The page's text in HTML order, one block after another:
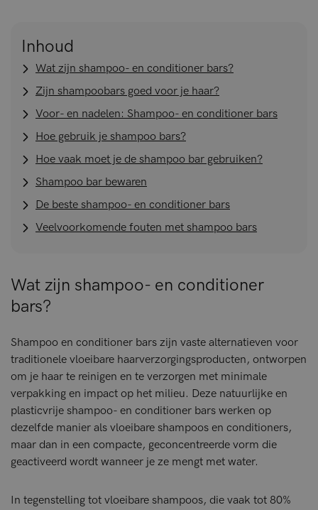
Inhoud
Wat zijn shampoo- en conditioner bars?
Zijn shampoobars goed voor je haar?
Voor- en nadelen: Shampoo- en conditioner bars
Hoe gebruik je shampoo bars?
Hoe vaak moet je de shampoo bar gebruiken?
Shampoo bar bewaren
De beste shampoo- en conditioner bars
Veelvoorkomende fouten met shampoo bars
Wat zijn shampoo- en conditioner
bars?
Shampoo en conditioner bars zijn vaste alternatieven voor
traditionele vloeibare haarverzorgingsproducten, ontworpen
om je haar te reinigen en te verzorgen met minimale
verpakking en impact op het milieu. Deze natuurlijke en
plasticvrije shampoo- en conditioner bars werken op
dezelfde manier als vloeibare shampoos en conditioners,
maar dan in een compacte, geconcentreerde vorm die
geactiveerd wordt wanneer je ze mengt met water.
In tegenstelling tot vloeibare shampoos, die vaak tot 80%